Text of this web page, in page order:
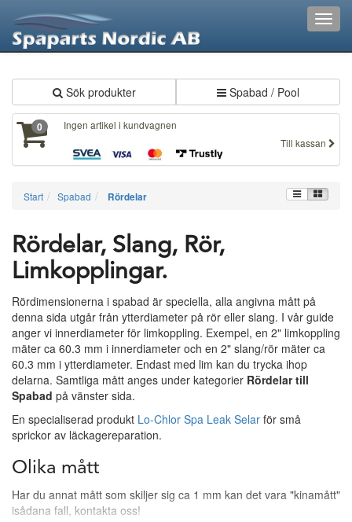
Sök produkter Spabad / Pool
0
Ingen artikel i kundvagnen
Till kassan
Start Spabad Rördelar
Rördelar, Slang, Rör,
Limkopplingar.
Rördimensionerna i spabad är speciella, alla angivna mått på
denna sida utgår från ytterdiameter på rör eller slang. I vår guide
anger vi innerdiameter för limkoppling. Exempel, en 2" limkoppling
mäter ca 60.3 mm i innerdiameter och en 2" slang/rör mäter ca
60.3 mm i ytterdiameter. Endast med lim kan du trycka ihop
delarna. Samtliga mått anges under kategorier Rördelar till
Spabad på vänster sida.
En specialiserad produkt Lo-Chlor Spa Leak Selar för små
sprickor av läckagereparation.
Olika mått
Har du annat mått som skiljer sig ca 1 mm kan det vara "kinamått"
isådana fall, kontakta oss!